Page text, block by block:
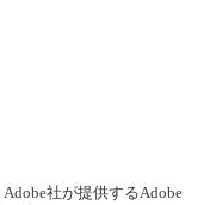
社が提供するAdobe